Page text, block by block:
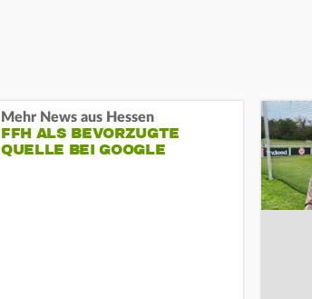
Mehr News aus Hessen
FFH ALS BEVORZUGTE
QUELLE BEI GOOGLE